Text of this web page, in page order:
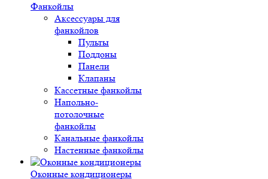
Фанкойлы
Аксессуары для
фанкойлов
Пульты
Поддоны
Панели
Клапаны
Кассетные фанкойлы
Напольно-
потолочные
фанкойлы
Канальные фанкойлы
Настенные фанкойлы
Оконные кондиционеры